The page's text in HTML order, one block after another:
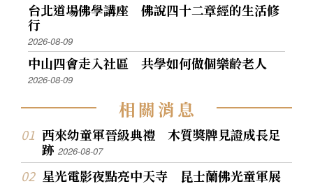
台北道場佛學講座 佛說四十二章經的生活修
行
2026-08-09
中山四會走入社區 共學如何做個樂齡老人
2026-08-09
相關消息
西來幼童軍晉級典禮 木質獎牌見證成長足
跡2026-08-07
星光電影夜點亮中天寺 昆士蘭佛光童軍展